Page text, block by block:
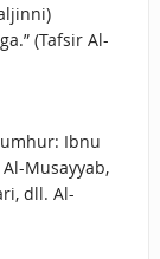
(Tafsir Al-
Ibnu
Musayyab,
dll. Al-